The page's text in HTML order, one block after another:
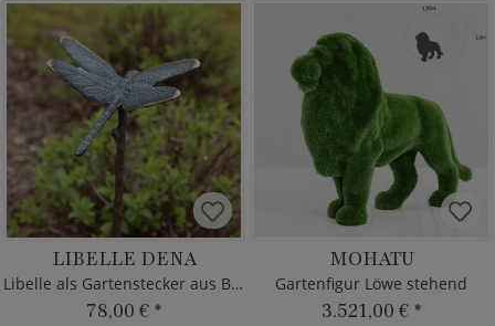
LIBELLE DENA
Libelle als Gartenstecker aus Bronze
78,00 € *
MOHATU
Gartenfigur Löwe stehend
3.521,00 € *